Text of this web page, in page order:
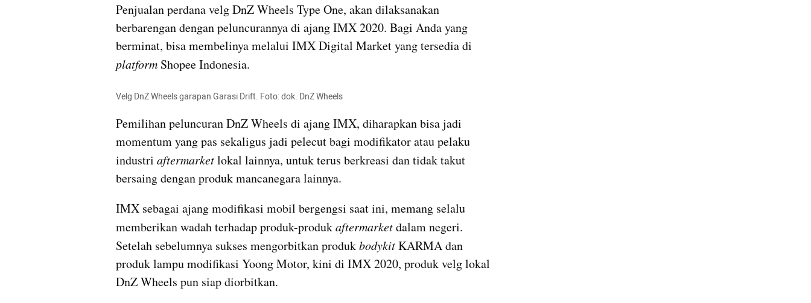
Penjualan perdana velg DnZ Wheels Type One, akan dilaksanakan
berbarengan dengan peluncurannya di ajang IMX 2020. Bagi Anda yang
berminat, bisa membelinya melalui IMX
platform Shopee Indonesia.
Velg DnZ Wheels garapan Garasi Drift. Foto: dok. DnZ Wheels
Pemilihan peluncuran DnZ Wheels di ajang IMX, diharapkan bisa jadi
momentum yang pas sekaligus jadi pelecut bagi modifikator atau pelaku
industri aftermarket lokal lainnya, untuk terus berkreasi dan tidak takut
bersaing dengan produk mancanegara lainnya.
IMX sebagai ajang modifikasi mobil bergengsi saat ini, memang selalu
memberikan wadah terhadap produk-produk aftermarket dalam negeri.
Setelah sebelumnya sukses mengorbitkan produk bodykit KARMA dan
produk lampu modifikasi Yoong Motor, kini di IMX
DnZ Wheels pun siap diorbitkan.